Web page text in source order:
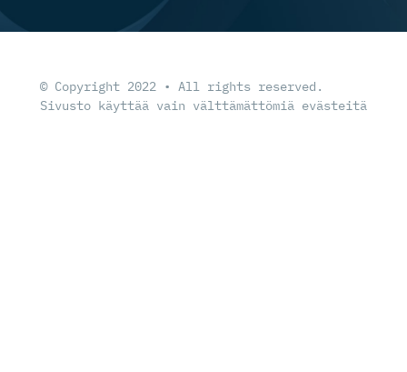
© Copyright 2022 • All rights reserved.
Sivusto käyttää vain välttämättömiä evästeitä